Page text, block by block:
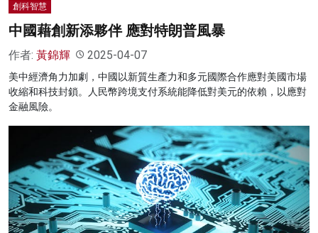
創科智慧
中國藉創新添夥伴 應對特朗普風暴
作者: 黃錦輝 2025-04-07
美中經濟角力加劇，中國以新質生產力和多元國際合作應對美國市場
收縮和科技封鎖。人民幣跨境支付系統能降低對美元的依賴，以應對
金融風險。